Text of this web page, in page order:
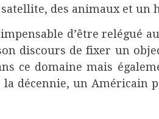
des animaux et un
d’être relégué
discours de fixer un
ce domaine mais
décennie, un Américain